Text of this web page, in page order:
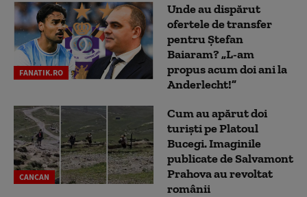
FANATIK.RO
Unde au dispărut
ofertele de transfer
pentru Ștefan
Baiaram? „L-am
propus acum doi ani la
Anderlecht!”
CANCAN
Cum au apărut doi
turiști pe Platoul
Bucegi. Imaginile
publicate de Salvamont
Prahova au revoltat
românii